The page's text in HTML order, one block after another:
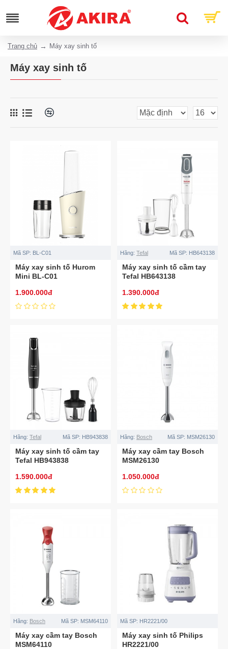
Trang chủ Máy xay sinh tố
Máy xay sinh tố
Mã SP: BL-C01
Máy xay sinh tố Hurom
Mini BL-C01
1.900.000đ
Hãng: Tefal Mã SP: HB643138
Máy xay sinh tố cầm tay
Tefal HB643138
1.390.000đ
Hãng: Tefal Mã SP: HB943838
Máy xay sinh tố cầm tay
Tefal HB943838
1.590.000đ
Hãng: Bosch Mã SP: MSM26130
Máy xay cầm tay Bosch
MSM26130
1.050.000đ
Hãng: Bosch Mã SP: MSM64110
Máy xay cầm tay Bosch
MSM64110
Mã SP: HR2221/00
Máy xay sinh tố Philips
HR2221/00